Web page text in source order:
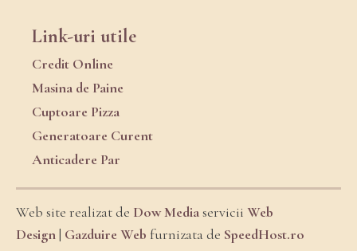
Link-uri utile
Credit Online
Masina de Paine
Cuptoare Pizza
Generatoare Curent
Anticadere Par
Web site realizat de Dow Mediaservicii Web
Design| Gazduire Web furnizata de SpeedHost.ro